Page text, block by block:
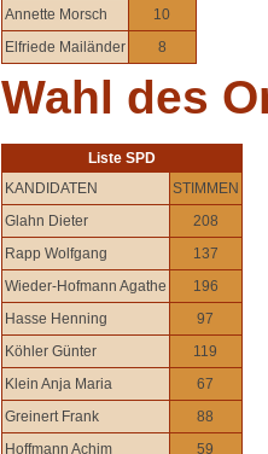
Annette Morsch
10
Elfriede Mailänder
8
Wahl des
Liste SPD
KANDIDATEN
STIMMEN
Glahn Dieter
208
Rapp Wolfgang
137
Wieder-Hofmann Agathe
196
Hasse Henning
97
Köhler Günter
119
Klein Anja Maria
67
Greinert Frank
88
Hoffmann Achim
59